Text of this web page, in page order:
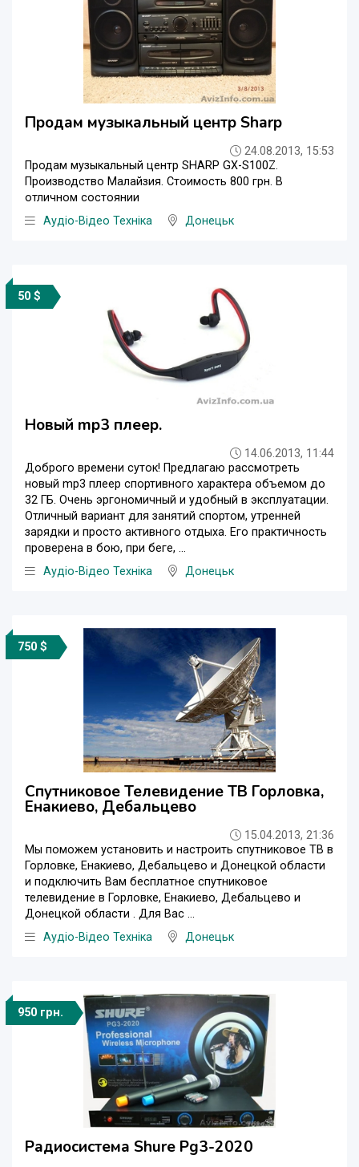
Продам музыкальный центр Sharp
24.08.2013, 15:53
Продам музыкальный центр SHARP GX-S100Z.
Производство Малайзия. Стоимость 800 грн. В
отличном состоянии
Аудіо-Відео Техніка
Донецьк
50 $
Новый mp3 плеер.
14.06.2013, 11:44
Доброго времени суток! Предлагаю рассмотреть
новый mp3 плеер спортивного характера объемом до
32 ГБ. Очень эргономичный и удобный в эксплуатации.
Отличный вариант для занятий спортом, утренней
зарядки и просто активного отдыха. Его практичность
проверена в бою, при беге, ...
Аудіо-Відео Техніка
Донецьк
750 $
Спутниковое Телевидение ТВ Горловка,
Енакиево, Дебальцево
15.04.2013, 21:36
Мы поможем установить и настроить спутниковое ТВ в
Горловкe, Енакиево, Дебальцево и Донецкой области
и подключить Вам бесплатное спутниковое
телевидение в Горловкe, Енакиево, Дебальцево и
Донецкой области . Для Вас ...
Аудіо-Відео Техніка
Донецьк
950 грн.
Радиосистема Shure Pg3-2020